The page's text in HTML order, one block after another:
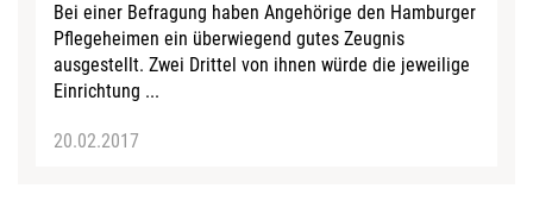
Bei einer Befragung haben Angehörige den Hamburger
Pflegeheimen ein überwiegend gutes Zeugnis
ausgestellt. Zwei Drittel von ihnen würde die jeweilige
Einrichtung ...
20.02.2017